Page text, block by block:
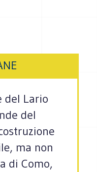
del Lario
del
ma non
di Como,